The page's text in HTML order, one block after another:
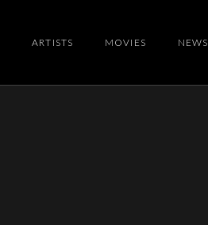
ARTISTS MOVIES NEWS